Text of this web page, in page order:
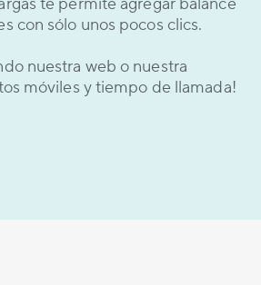
con sólo unos pocos clics.
nuestra web o nuestra
móviles y tiempo de llamada!